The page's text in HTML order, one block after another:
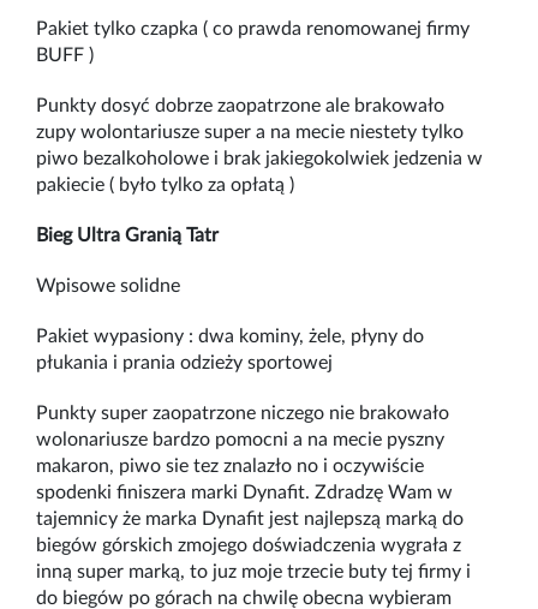
Pakiet tylko czapka ( co prawda renomowanej firmy
BUFF )
Punkty dosyć dobrze zaopatrzone ale brakowało
zupy wolontariusze super a na mecie niestety tylko
piwo bezalkoholowe i brak jakiegokolwiek jedzenia w
pakiecie ( było tylko za opłatą )
Bieg Ultra Granią Tatr
Wpisowe solidne
Pakiet wypasiony : dwa kominy, żele, płyny do
płukania i prania odzieży sportowej
Punkty super zaopatrzone niczego nie brakowało
wolonariusze bardzo pomocni a na mecie pyszny
makaron, piwo sie tez znalazło no i oczywiście
spodenki finiszera marki Dynafit. Zdradzę Wam w
tajemnicy że marka Dynafit jest najlepszą marką do
biegów górskich zmojego doświadczenia wygrała z
inną super marką, to juz moje trzecie buty tej firmy i
do biegów po górach na chwilę obecna wybieram